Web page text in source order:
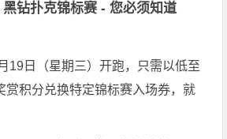
钻扑克锦标赛 - 您必须知道
19日（星期三）开跑，只需以低至
赏积分兑换特定锦标赛入场券，就